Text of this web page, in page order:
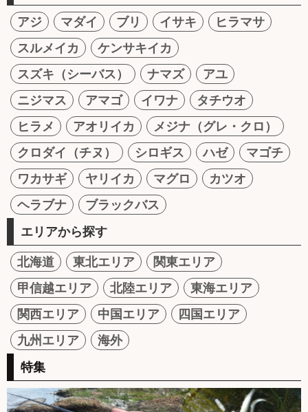
アジ マダイ ブリ イサキ
ヒラマサ
スルメイカ
ケンサキイカ
スズキ（シーバス）
ナマズ
アユ
ニジマス
アマゴ イワナ
タチウオ
ヒラメ
アオリイカ
メジナ（グレ・クロ）
クロダイ（チヌ）
シロギス ハゼ
マゴチ
ワカサギ
ヤリイカ マグロ
カツオ
ヘラブナ
ブラックバス
エリアから探す
北海道 東北エリア
関東エリア
甲信越エリア
北陸エリア
東海エリア
関西エリア
中国エリア
四国エリア
九州エリア
海外
特集